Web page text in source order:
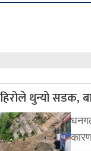
थुन्यो सडक,